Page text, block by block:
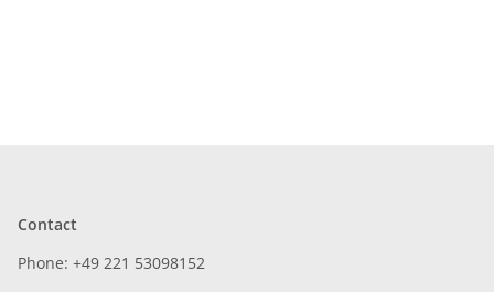
Contact
Phone: +49 221 53098152